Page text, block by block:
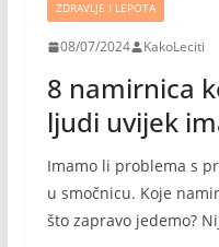
ZDRAVLJE I LEPOTA
08/07/2024 KakoLeciti
8 namirnica
ljudi uvijek
Imamo li problema s
u smočnicu. Koje
što zapravo jedemo?